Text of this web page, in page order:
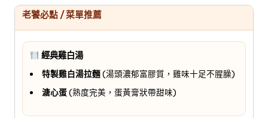
老饕必點 / 菜單推薦
經典雞白湯
特製雞白湯拉麵(湯頭濃郁富膠質，雞味十足不腥臊)
溏心蛋(熟度完美，蛋黃膏狀帶甜味)